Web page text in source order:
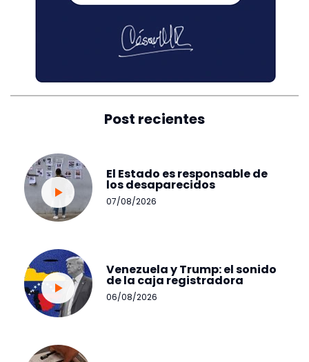
Post recientes
El Estado es responsable de
los desaparecidos
07/08/2026
Venezuela y Trump: el sonido
de la caja registradora
06/08/2026